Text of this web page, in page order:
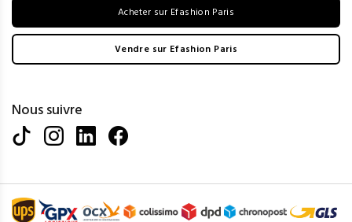
Acheter sur Efashion Paris
Vendre sur Efashion Paris
Nous suivre